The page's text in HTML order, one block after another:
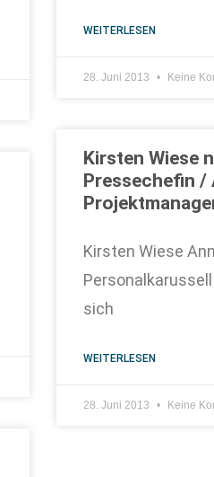
WEITERLESEN
28. Juni 2013 Keine
Kirsten Wiese
Pressechefin /
Kirsten Wiese
sich
WEITERLESEN
28. Juni 2013 Keine